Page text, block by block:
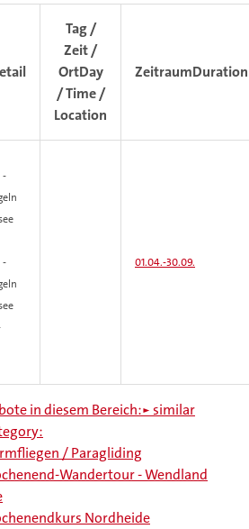
Tag /
Zeit /
OrtDay
/ Time /
Location
ZeitraumDuration
-
-
01.04.-30.09.
in diesem Bereich:► similar
/ Paragliding
Wandertour - Wendland
Nordheide